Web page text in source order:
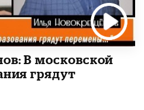
В московской
грядут